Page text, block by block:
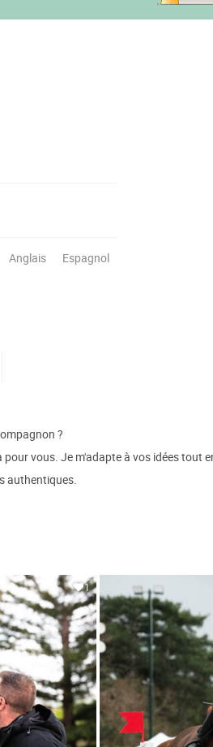
Anglais Espagnol
?
vous. Je m'adapte à vos idées
authentiques.
1